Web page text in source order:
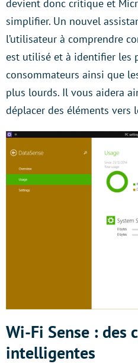
devient donc critique et
simplifier. Un nouvel
l’utilisateur à comprendre
est utilisé et à identifier les
consommateurs ainsi que
plus lourds. Il vous aidera
déplacer des éléments vers
Wi-Fi Sense : des
intelligentes